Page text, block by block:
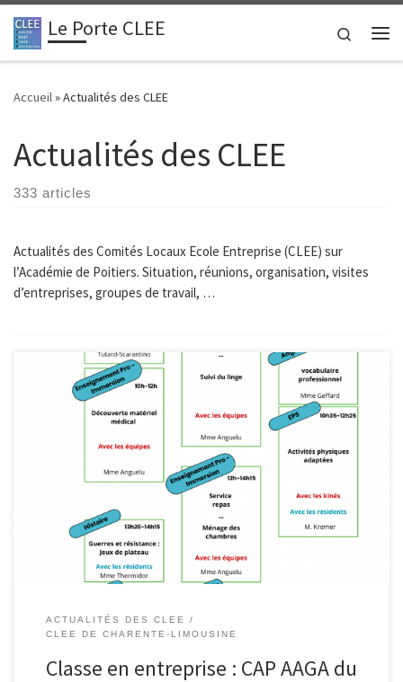
Passer au contenu
Le Porte CLEE
Search
Accueil»Actualités des CLEE
Actualités des CLEE
333 articles
Actualités des Comités Locaux Ecole Entreprise (CLEE) sur
l’Académie de Poitiers. Situation, réunions, organisation, visites
d’entreprises, groupes de travail, …
ACTUALITÉS DES CLEE
CLEE DE CHARENTE-LIMOUSINE
Classe en entreprise : CAP AAGA du